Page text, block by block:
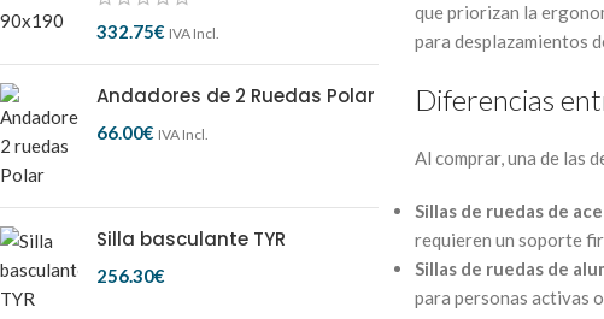
332.75€ IVA Incl.
Andadores de 2 Ruedas Polar
66.00€ IVA Incl.
Silla basculante TYR
256.30€
que priorizan la
para desplazamientos
Diferencias
Al comprar, una de las
Sillas de ruedas de
requieren un soporte
Sillas de ruedas de
para personas activas